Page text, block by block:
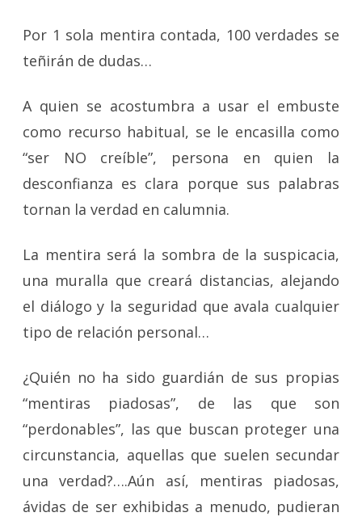
Por 1 sola mentira contada, 100 verdades se
teñirán de dudas…
A quien se acostumbra a usar el embuste
como recurso habitual, se le encasilla como
“ser NO creíble”, persona en quien la
desconfianza es clara porque sus palabras
tornan la verdad en calumnia.
La mentira será la sombra de la suspicacia,
una muralla que creará distancias, alejando
el diálogo y la seguridad que avala cualquier
tipo de relación personal…
¿Quién no ha sido guardián de sus propias
“mentiras piadosas”, de las que son
“perdonables”, las que buscan proteger una
circunstancia, aquellas que suelen secundar
una verdad?….Aún así, mentiras piadosas,
ávidas de ser exhibidas a menudo, pudieran